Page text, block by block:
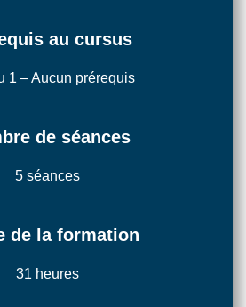
au cursus
1 – Aucun prérequis
de séances
5 séances
de la formation
31 heures